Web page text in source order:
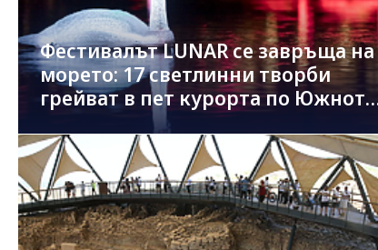
Фестивалът LUNAR се завръща на
морето: 17 светлинни творби
грейват в пет курорта по Южното
Черноморие